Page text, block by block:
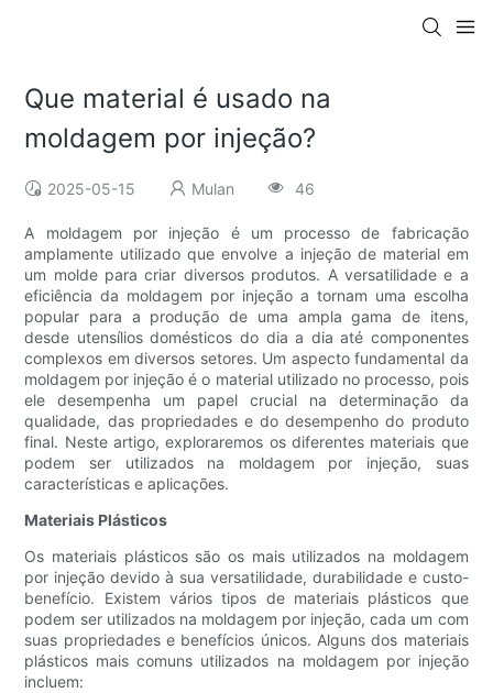
Que material é usado na
moldagem por injeção?
2025-05-15 Mulan 46
A moldagem por injeção é um processo de fabricação
amplamente utilizado que envolve a injeção de material em
um molde para criar diversos produtos. A versatilidade e a
eficiência da moldagem por injeção a tornam uma escolha
popular para a produção de uma ampla gama de itens,
desde utensílios domésticos do dia a dia até componentes
complexos em diversos setores. Um aspecto fundamental da
moldagem por injeção é o material utilizado no processo, pois
ele desempenha um papel crucial na determinação da
qualidade, das propriedades e do desempenho do produto
final. Neste artigo, exploraremos os diferentes materiais que
podem ser utilizados na moldagem por injeção, suas
características e aplicações.
Materiais Plásticos
Os materiais plásticos são os mais utilizados na moldagem
por injeção devido à sua versatilidade, durabilidade e custo-
benefício. Existem vários tipos de materiais plásticos que
podem ser utilizados na moldagem por injeção, cada um com
suas propriedades e benefícios únicos. Alguns dos materiais
plásticos mais comuns utilizados na moldagem por injeção
incluem: